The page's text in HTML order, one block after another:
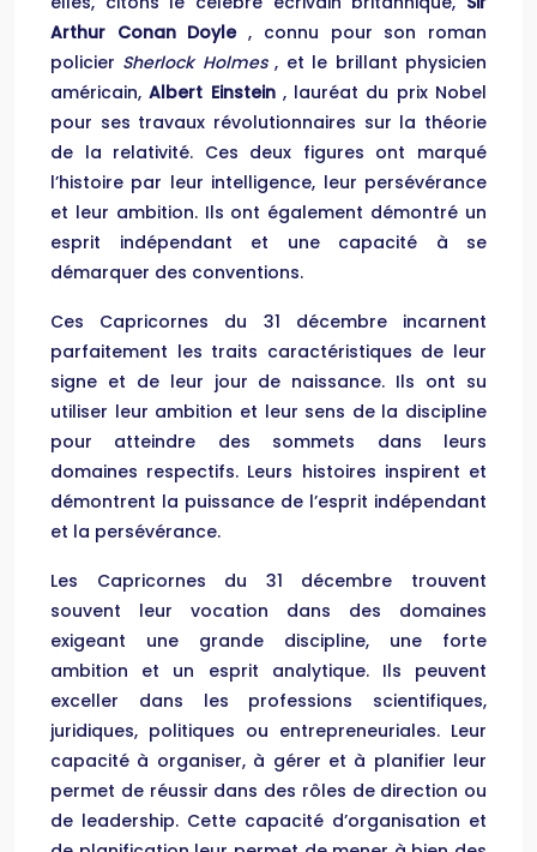
Arthur Conan Doyle, connu pour son roman
policier Sherlock Holmes, et le brillant physicien
américain,Albert Einstein , lauréat du prix Nobel
pour ses travaux révolutionnaires sur la théorie
de la relativité. Ces deux figures ont marqué
l’histoire par leur intelligence, leur persévérance
et leur ambition. Ils ont également démontré un
esprit indépendant et une capacité à se
démarquer des conventions.
Ces Capricornes du 31 décembre incarnent
parfaitement les traits caractéristiques de leur
signe et de leur jour de naissance. Ils ont su
utiliser leur ambition et leur sens de la discipline
pour atteindre des sommets dans leurs
domaines respectifs. Leurs histoires inspirent et
démontrent la puissance de l’esprit indépendant
et la persévérance.
Les Capricornes du 31 décembre trouvent
souvent leur vocation dans des domaines
exigeant une grande discipline, une forte
ambition et un esprit analytique. Ils peuvent
exceller dans les professions scientifiques,
juridiques, politiques ou entrepreneuriales. Leur
capacité à organiser, à gérer et à planifier leur
permet de réussir dans des rôles de direction ou
de leadership. Cette capacité d’organisation et